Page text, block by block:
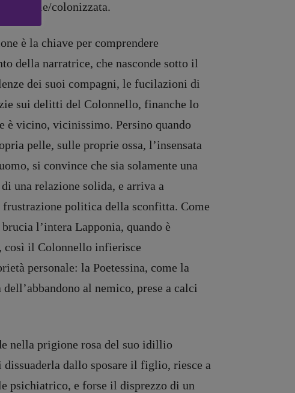
moglie/colonizzata.
è la chiave per comprendere
della narratrice, che nasconde sotto il
dei suoi compagni, le fucilazioni di
sui delitti del Colonnello, finanche lo
è vicino, vicinissimo. Persino quando
pelle, sulle proprie ossa, l’insensata
si convince che sia solamente una
di una relazione solida, e arriva a
politica della sconfitta. Come
l’intera Lapponia, quando è
così il Colonnello infierisce
personale: la Poetessina, come la
al nemico, prese a calci
nella prigione rosa del suo idillio
dallo sposare il figlio, riesce a
psichiatrico, e forse il disprezzo di un